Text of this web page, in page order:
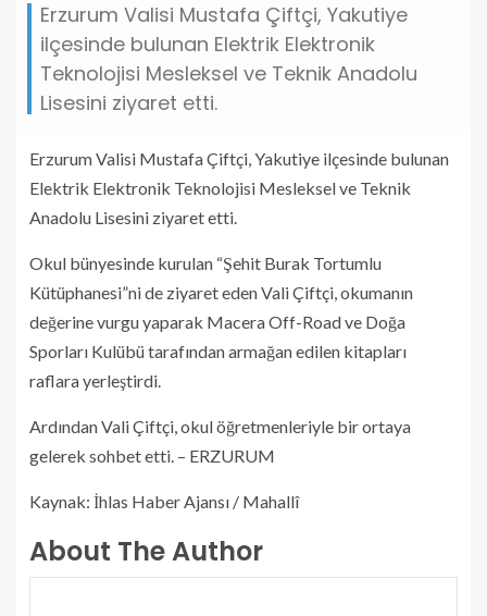
Erzurum Valisi Mustafa Çiftçi, Yakutiye
ilçesinde bulunan Elektrik Elektronik
Teknolojisi Mesleksel ve Teknik Anadolu
Lisesini ziyaret etti.
Erzurum Valisi Mustafa Çiftçi, Yakutiye ilçesinde bulunan
Elektrik Elektronik Teknolojisi Mesleksel ve Teknik
Anadolu Lisesini ziyaret etti.
Okul bünyesinde kurulan “Şehit Burak Tortumlu
Kütüphanesi”ni de ziyaret eden Vali Çiftçi, okumanın
değerine vurgu yaparak Macera Off-Road ve Doğa
Sporları Kulübü tarafından armağan edilen kitapları
raflara yerleştirdi.
Ardından Vali Çiftçi, okul öğretmenleriyle bir ortaya
gelerek sohbet etti. – ERZURUM
Kaynak: İhlas Haber Ajansı / Mahallî
About The Author